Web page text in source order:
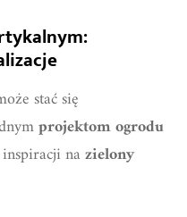
stać się
projektom ogrodu
nazielony